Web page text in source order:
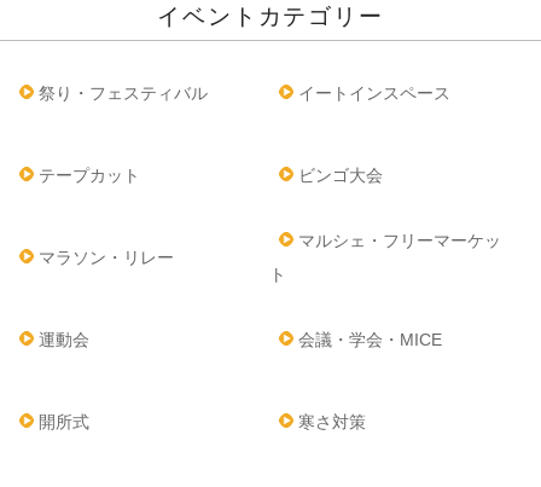
イベントカテゴリー
祭り・フェスティバル イートインスペース
テープカット ビンゴ大会
マラソン・リレー
マルシェ・フリーマーケッ
ト
運動会 会議・学会・MICE
開所式 寒さ対策